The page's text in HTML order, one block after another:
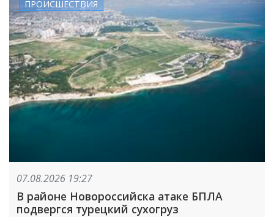
ПРОИСШЕСТВИЯ
07.08.2026 19:27
В районе Новороссийска атаке БПЛА
подвергся турецкий сухогруз